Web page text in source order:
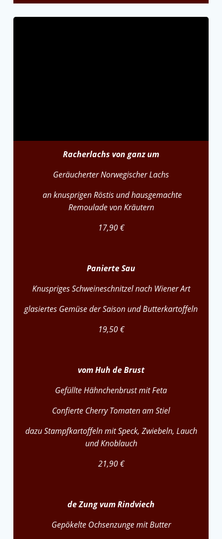
Racherlachs von ganz um
Geräucherter Norwegischer Lachs
an knusprigen Röstis und hausgemachte
Remoulade von Kräutern
17,90 €
Panierte Sau
Knuspriges Schweineschnitzel nach Wiener Art
glasiertes Gemüse der Saison und Butterkartoffeln
19,50 €
vom Huh de Brust
Gefüllte Hähnchenbrust mit Feta
Confierte Cherry Tomaten am Stiel
dazu Stampfkartoffeln mit Speck, Zwiebeln, Lauch
und Knoblauch
21,90 €
de Zung vum Rindviech
Gepökelte Ochsenzunge mit Butter